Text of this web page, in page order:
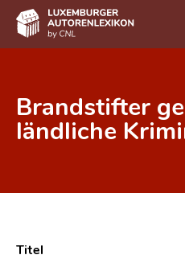
DE FR
Häufige Fragen und
Brandstifter
ländliche
Titel